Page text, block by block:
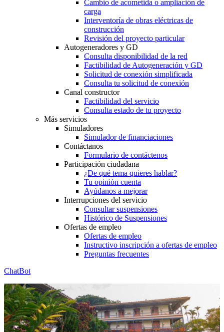
Cambio de acometida o ampliación de
carga
Interventoría de obras eléctricas de
construcción
Revisión del proyecto particular
Autogeneradores y GD
Consulta disponibilidad de la red
Factibilidad de Autogeneración y GD
Solicitud de conexión simplificada
Consulta tu solicitud de conexión
Canal constructor
Factibilidad del servicio
Consulta estado de tu proyecto
Más servicios
Simuladores
Simulador de financiaciones
Contáctanos
Formulario de contáctenos
Participación ciudadana
¿De qué tema quieres hablar?
Tu opinión cuenta
Ayúdanos a mejorar
Interrupciones del servicio
Consultar suspensiones
Histórico de Suspensiones
Ofertas de empleo
Ofertas de empleo
Instructivo inscripción a ofertas de empleo
Preguntas frecuentes
ChatBot